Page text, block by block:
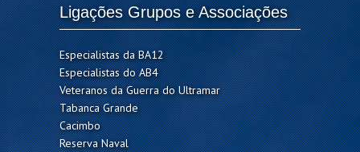
Ligações Grupos e Associações
Especialistas da BA12
Especialistas do AB4
Veteranos da Guerra do Ultramar
Tabanca Grande
Cacimbo
Reserva Naval